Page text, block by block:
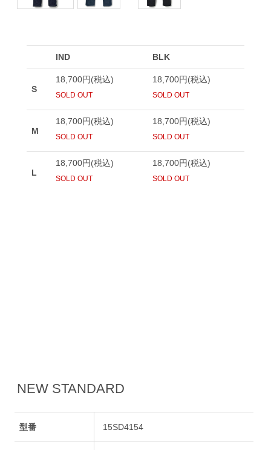
NEW STANDARD
型番 15SD4154